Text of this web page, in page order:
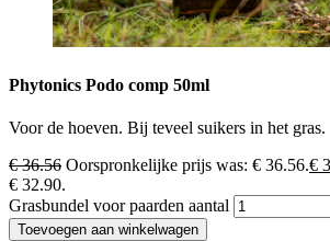
Phytonics Podo comp 50ml
Voor de hoeven. Bij teveel suikers in het gras.
€36.56 Oorspronkelijke prijs was: € 36.56.€
€ 32.90.
Grasbundel voor paarden aantal
Toevoegen aan winkelwagen